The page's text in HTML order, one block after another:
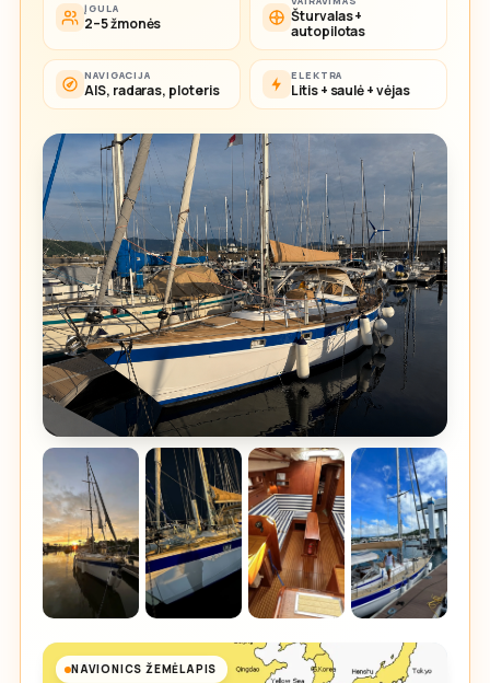
ĮGULA
2–5 žmonės
Šturvalas +
autopilotas
NAVIGACIJA
AIS, radaras, ploteris
ELEKTRA
Litis + saulė + vėjas
NAVIONICS ŽEMĖLAPIS